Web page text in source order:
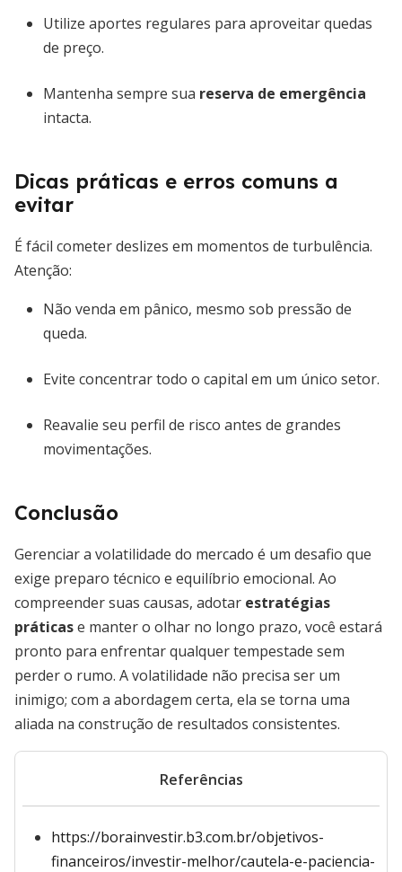
Utilize aportes regulares para aproveitar quedas
de preço.
Mantenha sempre sua reserva de emergência
intacta.
Dicas práticas e erros comuns a
evitar
É fácil cometer deslizes em momentos de turbulência.
Atenção:
Não venda em pânico, mesmo sob pressão de
queda.
Evite concentrar todo o capital em um único setor.
Reavalie seu perfil de risco antes de grandes
movimentações.
Conclusão
Gerenciar a volatilidade do mercado é um desafio que
exige preparo técnico e equilíbrio emocional. Ao
compreender suas causas, adotar estratégias
práticase manter o olhar no longo prazo, você estará
pronto para enfrentar qualquer tempestade sem
perder o rumo. A volatilidade não precisa ser um
inimigo; com a abordagem certa, ela se torna uma
aliada na construção de resultados consistentes.
Referências
https://borainvestir.b3.com.br/objetivos-
financeiros/investir-melhor/cautela-e-paciencia-